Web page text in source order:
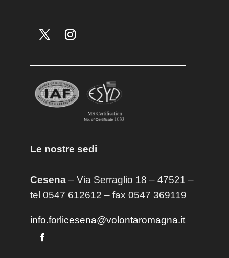
Le nostre sedi
Cesena– Via Serraglio 18 – 47521 –
tel 0547 612612 – fax 0547 369119
info.forlicesena@volontaromagna.it